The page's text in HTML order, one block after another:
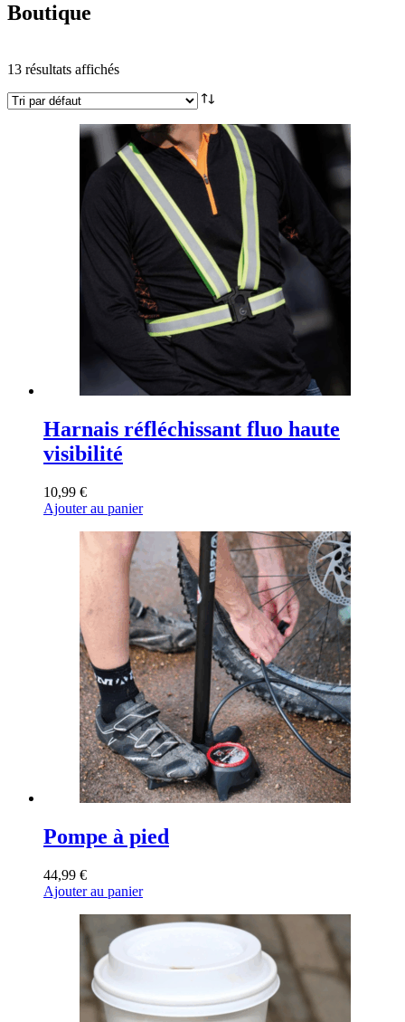
Boutique
13 résultats affichés
Harnais réfléchissant fluo haute
visibilité
10,99 €
Ajouter au panier
Pompe à pied
44,99 €
Ajouter au panier